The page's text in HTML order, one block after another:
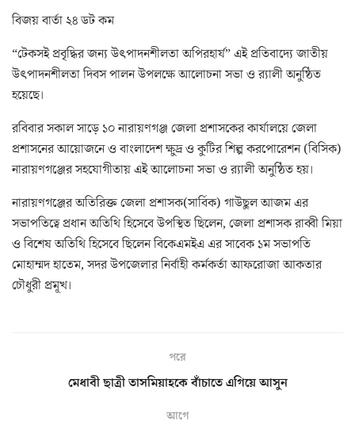
বিজয় বার্তা ২৪ ডট কম
“টেকসই প্রবৃদ্ধির জন্য উৎপাদনশীলতা অপিরহার্য” এই প্রতিবাদ্যে জাতীয়
উৎপাদনশীলতা দিবস পালন উপলক্ষে আলোচনা সভা ও র‌্যালী অনুষ্ঠিত
হয়েছে।
রবিবার সকাল সাড়ে ১০ নারায়ণগঞ্জ জেলা প্রশাসকের কার্যালয়ে জেলা
প্রশাসনের আয়োজনে ও বাংলাদেশ ক্ষুদ্র ও কুটির শিল্প করপোরেশন (বিসিক)
নারায়ণগঞ্জের সহযোগীতায় এই আলোচনা সভা ও র‌্যালী অনুষ্ঠিত হয়।
নারায়ণগঞ্জের অতিরিক্ত জেলা প্রশাসক(সার্বিক) গাউছুল আজম এর
সভাপতিত্বে প্রধান অতিথি হিসেবে উপস্থিত ছিলেন, জেলা প্রশাসক রাব্বী মিয়া
ও বিশেষ অতিথি হিসেবে ছিলেন বিকেএমইএ এর সাবেক ১ম সভাপতি
মোহাম্মদ হাতেম, সদর উপজেলার নির্বাহী কর্মকর্তা আফরোজা আকতার
চৌধুরী প্রমূখ।
পরে
মেধাবী ছাত্রী তাসমিয়াহকে বাঁচাতে এগিয়ে আসুন
আগে